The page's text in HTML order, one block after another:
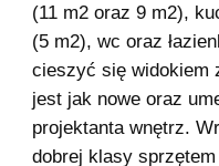
(11 m2 oraz 9 m2),
(5 m2), wc oraz
cieszyć się widokiem
jest jak nowe oraz
projektanta wnętrz.
dobrej klasy